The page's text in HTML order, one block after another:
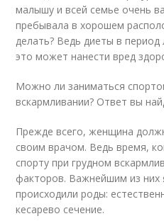
малышу и всей семье очень
пребывала в хорошем
делать? Ведь диеты в
это может нанести вред
Можно ли заниматься
вскармливании? Ответ вы
Прежде всего, женщина
своим врачом. Ведь время,
спорту при грудном
факторов. Важнейшим из них
происходили роды:
кесарево сечение.